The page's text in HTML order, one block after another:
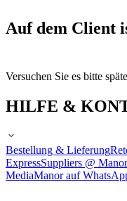
Auf dem Client
Versuchen Sie es bitte
HILFE &
Bestellung & Lieferung
ExpressSuppliers @ Manor
MediaManor auf